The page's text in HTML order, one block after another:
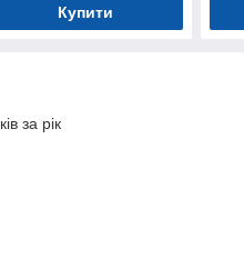
Купити
за рік